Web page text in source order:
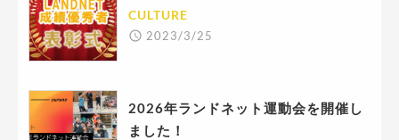
CULTURE
2023/3/25
2026年ランドネット運動会を開催し
ました！